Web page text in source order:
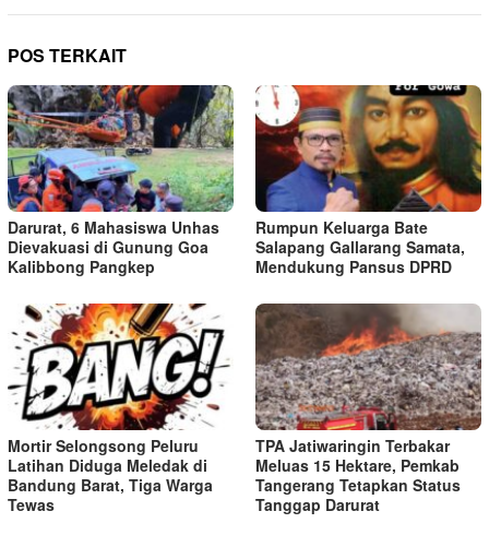
POS TERKAIT
Darurat, 6 Mahasiswa Unhas
Dievakuasi di Gunung Goa
Kalibbong Pangkep
Rumpun Keluarga Bate
Salapang Gallarang Samata,
Mendukung Pansus DPRD
Mortir Selongsong Peluru
Latihan Diduga Meledak di
Bandung Barat, Tiga Warga
Tewas
TPA Jatiwaringin Terbakar
Meluas 15 Hektare, Pemkab
Tangerang Tetapkan Status
Tanggap Darurat